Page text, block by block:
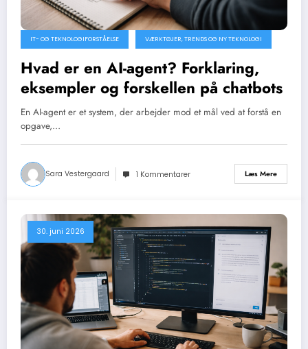
IT- OG TEKNOLOGIFORSTÅELSE VÆRKTØJER, TRENDS OG NY TEKNOLOGI
Hvad er en AI-agent? Forklaring,
eksempler og forskellen på chatbots
En AI-agent er et system, der arbejder mod et mål ved at forstå en
opgave,…
Sara Vestergaard 1 Kommentarer Læs Mere
30. juni 2026